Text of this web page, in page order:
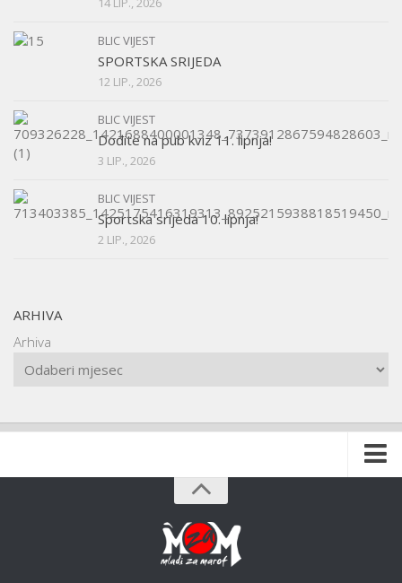
BLIC VIJEST
SPORTSKA SRIJEDA
12 LIP., 2026
BLIC VIJEST
Dođite na pub kviz 11. lipnja!
3 LIP., 2026
BLIC VIJEST
Sportska srijeda 10. lipnja!
2 LIP., 2026
ARHIVA
Arhiva